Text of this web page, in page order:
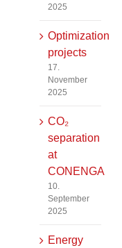
2025
Optimization
projects
17.
November
2025
CO₂
separation
at
CONENGA
10.
September
2025
Energy